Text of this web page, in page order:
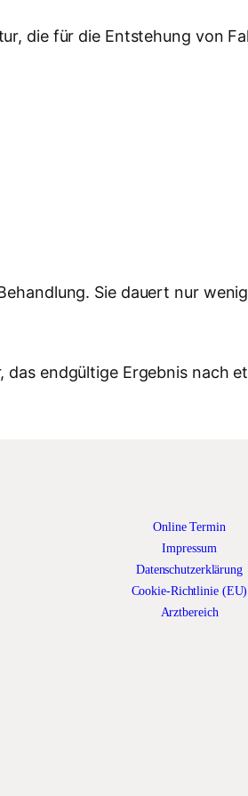
die für die Entstehung von
Sie dauert nur
das endgültige Ergebnis nach
Online Termin
Impressum
Datenschutzerklärung
Cookie-Richtlinie (EU)
Arztbereich